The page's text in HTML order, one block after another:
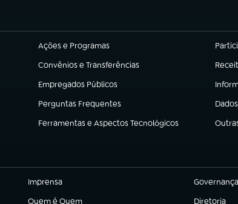
Ações e Programas
(abre em nova aba)
(abre
Convênios e Transferências
(abre em nova aba)
(abre
Empregados Públicos
(abre em nova aba)
(abre
Perguntas Frequentes
(abre em nova aba)
(abre
Ferramentas e Aspectos Tecnológicos
(abre em nova aba) (abre
Imprensa
(abre em nova aba)
(abre em
Quem é Quem Diretoria